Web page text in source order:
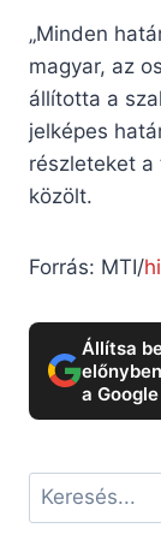
„Minden
magyar, az
állította a
jelképes
részleteket
közölt.
Forrás: MTI/
Állítsa
a
Keresés